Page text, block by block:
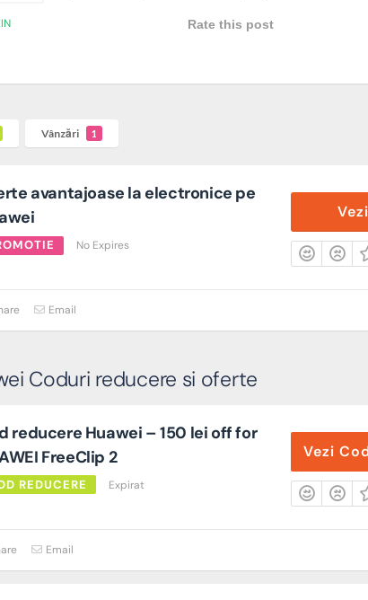
Rate this post
Vânzări 1
avantajoase la electronice pe
No Expires
Email
Coduri reducere si oferte
reducere Huawei – 150 lei off for
FreeClip 2
REDUCERE Expirat
Vezi
Email